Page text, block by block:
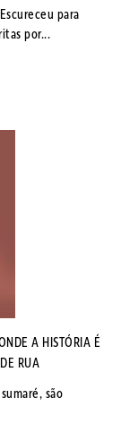
para
por...
A HISTÓRIA É
RUA
são